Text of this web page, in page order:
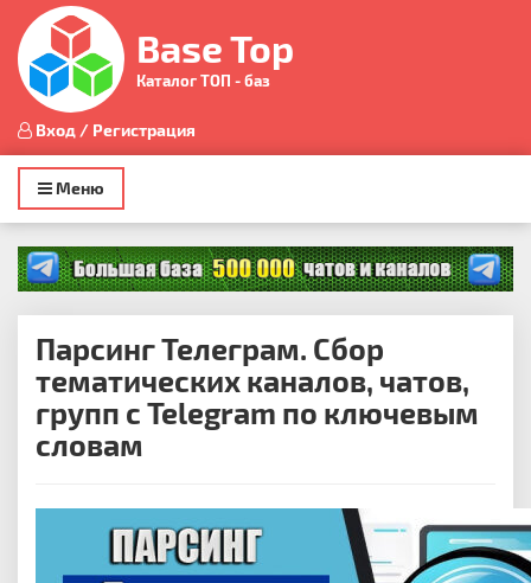
Base Top
Каталог ТОП - баз
Вход / Регистрация
Toggle
navigation
Меню
Парсинг Телеграм. Сбор
тематических каналов, чатов,
групп с Telegram по ключевым
словам